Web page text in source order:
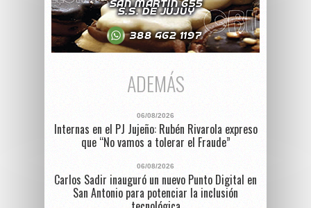
ADEMÁS
06/08/2026
Internas en el PJ Jujeño: Rubén Rivarola expreso
que “No vamos a tolerar el Fraude”
06/08/2026
Carlos Sadir inauguró un nuevo Punto Digital en
San Antonio para potenciar la inclusión